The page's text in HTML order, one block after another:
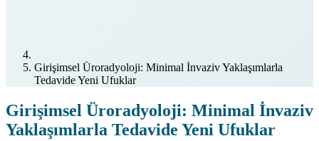
Girişimsel Üroradyoloji: Minimal İnvaziv Yaklaşımlarla
Tedavide Yeni Ufuklar
Girişimsel Üroradyoloji: Minimal İnvaziv
Yaklaşımlarla Tedavide Yeni Ufuklar